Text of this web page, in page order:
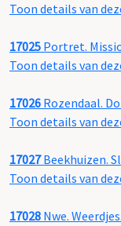
Toon details van
17025 Portret.
Toon details van
17026 Rozendaal.
Toon details van
17027Beekhuizen.
Toon details van
17028 Nwe.